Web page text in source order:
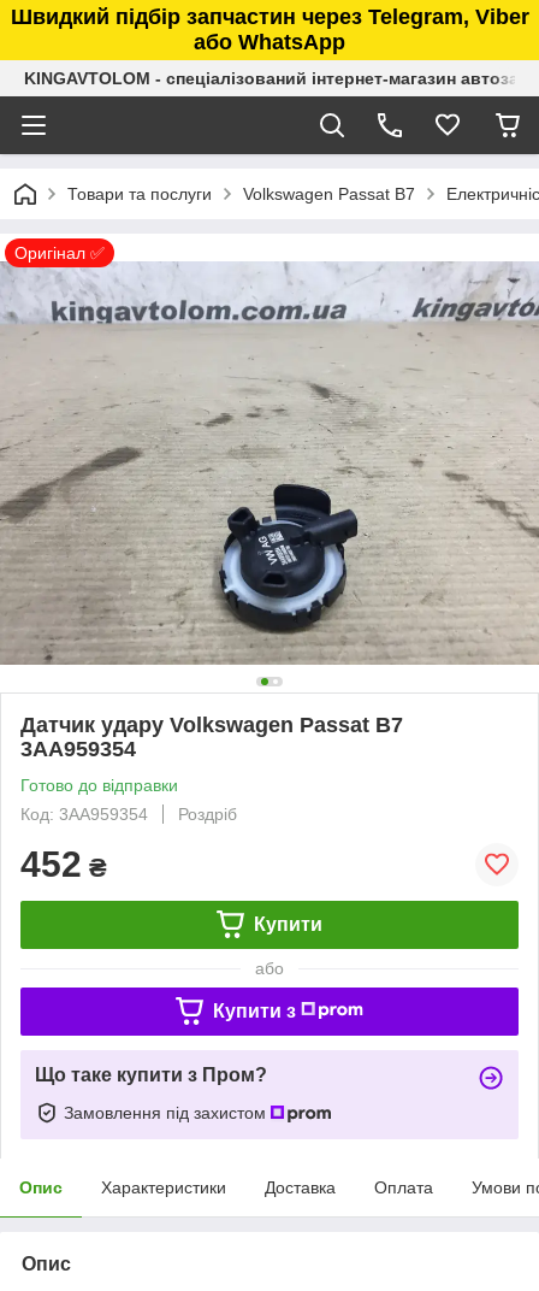
Швидкий підбір запчастин через Telegram, Viber
або WhatsApp
KINGAVTOLOM - спеціалізований інтернет-магазин
Товари та послуги Volkswagen Passat B7
Оригінал ✅
Датчик удару Volkswagen Passat B7
3AA959354
Готово до відправки
Код: 3AA959354
Роздріб
452 ₴
Купити
або
Купити з
Що таке купити з Пром?
Замовлення під захистом
Опис Характеристики Доставка Оплата Умови
Опис